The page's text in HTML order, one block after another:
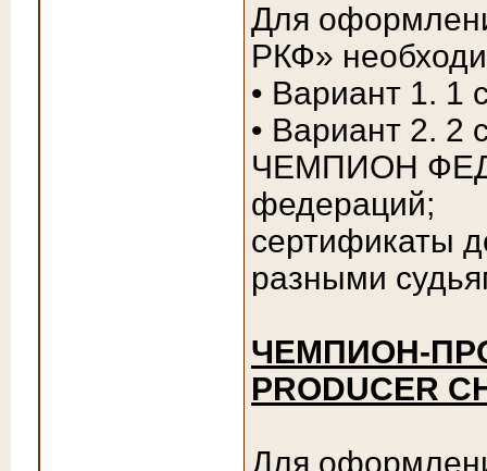
Для
РКФ»
• Вариант 1. 1
• Вариант 2.
ЧЕМПИОН
федераций;
сертификаты
разными
ЧЕМПИОН-
PRODUCER
Для